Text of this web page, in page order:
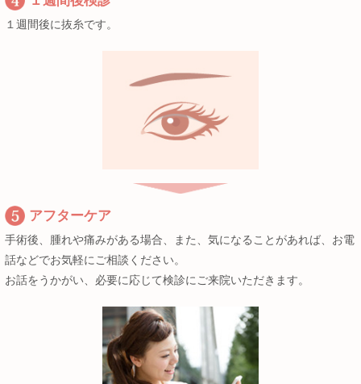
１週間後に抜糸です。
アフターケア
手術後、腫れや痛みがある場合、また、気になることがあれば、お電
話などでお気軽にご相談ください。
お話をうかがい、必要に応じて検診にご来院いただきます。